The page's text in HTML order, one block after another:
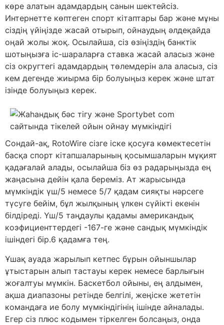
көре алатын адамдардың санын шектейсіз.
Интернетте көптеген спорт кітаптары бар және мұны
сіздің үйіңізде жасай отырып, ойнаудың әлдеқайда
оңай жолы жоқ. Осылайша, сіз өзіңіздің банктік
шотыңызға іс-шараларға ставка жасай аласыз және
сіз округтегі адамдардың төлемдерін ала аласыз, сіз
кем дегенде жиырма бір болуыңыз керек және штат
ізінде болуыңыз керек.
Сондай-ақ, RotoWire сізге іске қосуға көмектесетін
басқа спорт кітапшаларының қосымшаларын мұқият
қадағалай алады, осылайша біз өз радарыңызда ең
жаңасына дейін қала береміз. Ат жарысында
мүмкіндік үш/5 немесе 5/7 қадам сияқты нәрсеге
түсуге бейім, бұл жылқының үлкен сүйікті екенін
білдіреді. Үш/5 таңдаулы қадамы американдық
коэфициенттердегі -167-ге және сандық мүмкіндік
ішіндегі бір.6 қадамға тең.
Ұшақ ауада жарылып кетпес бұрын ойыншылар
ұтыстарын алып тастауы керек немесе барлығын
жоғалтуы мүмкін. Баскетбол ойыны, ең алдымен,
ақша диапазоны ретінде белгілі, жеңіске жететін
командаға ие болу мүмкіндігінің ішінде айналады.
Егер сіз плюс кодымен тіркелген болсаңыз, онда